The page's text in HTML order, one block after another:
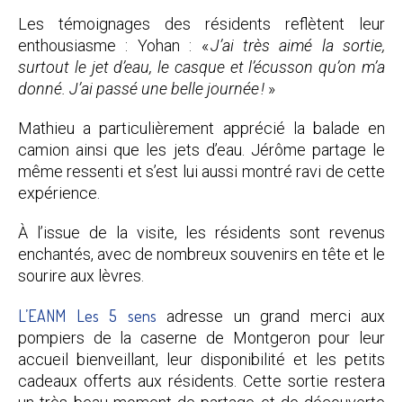
Les témoignages des résidents reflètent leur
enthousiasme : Yohan : «J’ai très aimé la sortie,
surtout le jet d’eau, le casque et l’écusson qu’on m’a
donné. J’ai passé une belle journée ! »
Mathieu a particulièrement apprécié la balade en
camion ainsi que les jets d’eau. Jérôme partage le
même ressenti et s’est lui aussi montré ravi de cette
expérience.
À l’issue de la visite, les résidents sont revenus
enchantés, avec de nombreux souvenirs en tête et le
sourire aux lèvres.
L’EANM Les 5 sens adresse un grand merci aux
pompiers de la caserne de Montgeron pour leur
accueil bienveillant, leur disponibilité et les petits
cadeaux offerts aux résidents. Cette sortie restera